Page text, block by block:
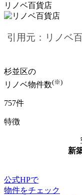
リノベ百貨店
引用元：リノベ
杉並区の
リノベ物件数(※)
757件
特徴
新
公式HPで
物件をチェック